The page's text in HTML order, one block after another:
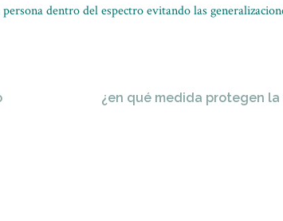
dentro del espectro evitando las
¿en qué medida protegen